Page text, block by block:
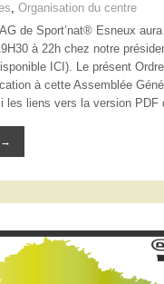
, Organisation du centre
de Sport’nat® Esneux
à 22h chez notre
ICI). Le présent
à cette Assemblée
les liens vers la version
→